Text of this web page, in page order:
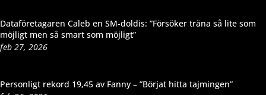
Dataföretagaren Caleb en SM-doldis: ”Försöker träna så lite som
möjligt men så smart som möjligt”
feb 27, 2026
Personligt rekord 19,45 av Fanny – ”Börjat hitta tajmingen”